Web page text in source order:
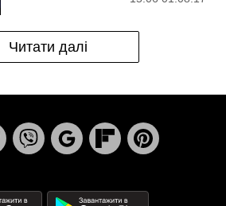
Читати далі